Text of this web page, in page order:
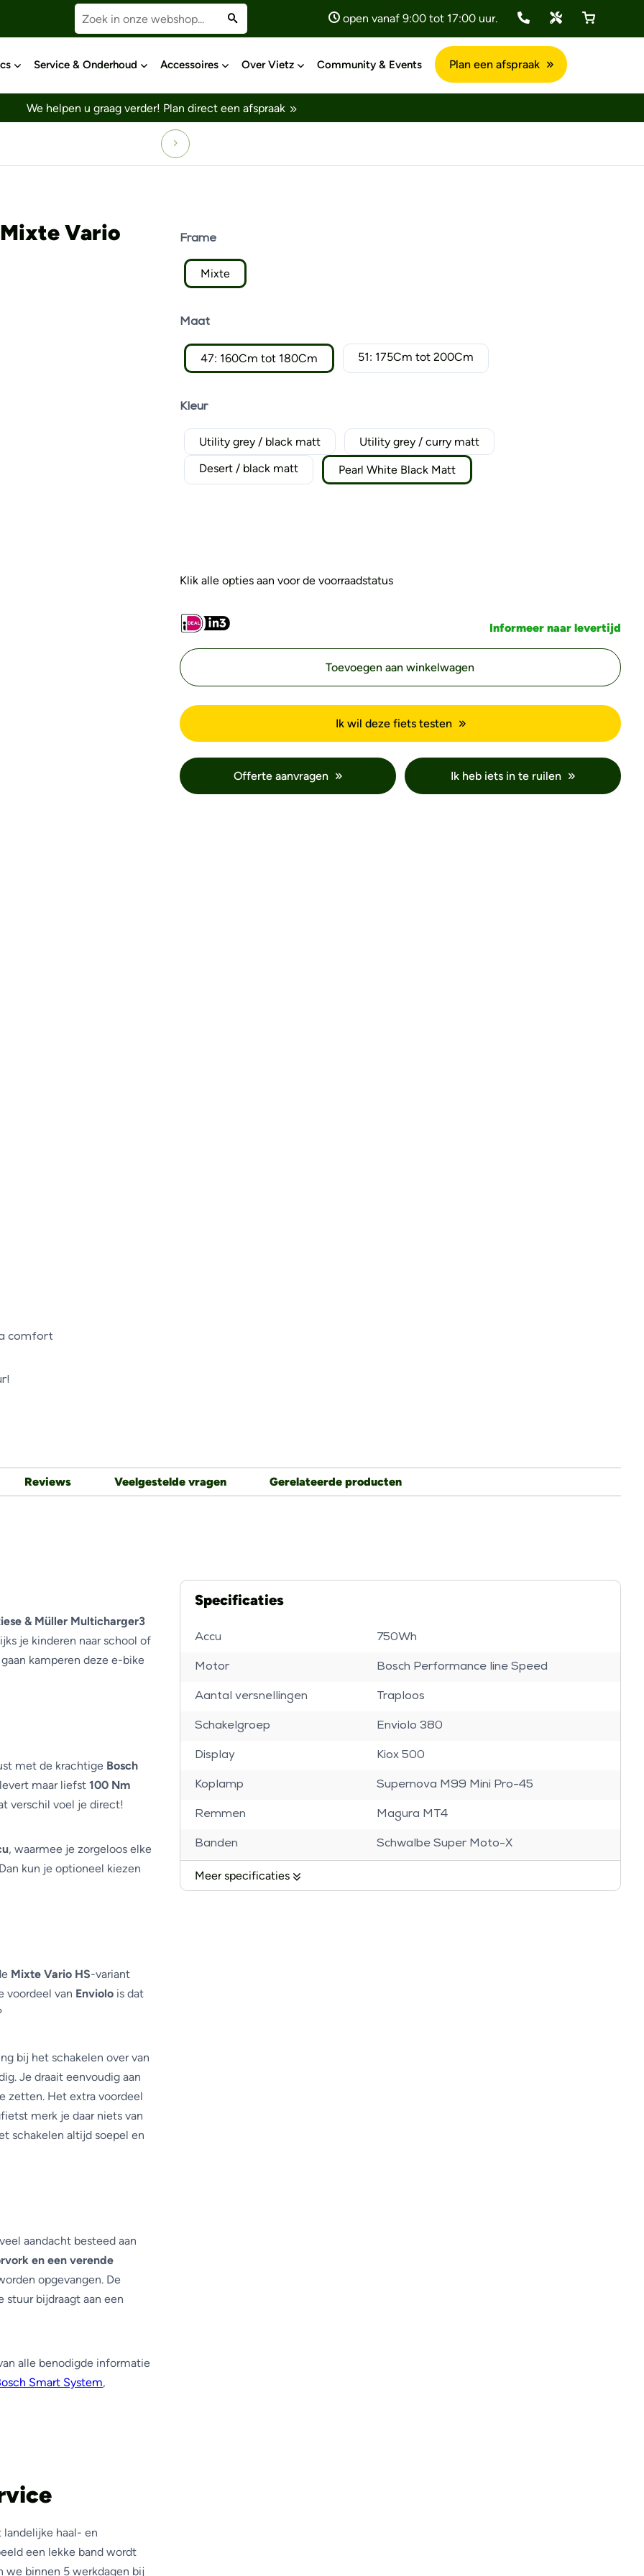
open vanaf 9:00 tot 17:00 uur.
Service & Onderhoud Accessoires Over Vietz Community & Events Plan een afspraak
We helpen u graag verder! Plan direct een afspraak
Vario
comfort
Informeer naar levertijd
Frame
Mixte
Maat
47: 160Cm tot 180Cm 51: 175Cm tot 200Cm
Kleur
Utility grey / black matt
Utility grey / curry matt
Desert / black matt
Pearl White Black Matt
Klik alle opties aan voor de voorraadstatus
Toevoegen aan winkelwagen
Ik wil deze fiets testen
Offerte aanvragen Ik heb iets in te ruilen
Reviews Veelgestelde vragen Gerelateerde producten
& Müller Multicharger3
je kinderen naar school of
kamperen deze e-bike
met de krachtige Bosch
maar liefst 100 Nm
verschil voel je direct!
, waarmee je zorgeloos elke
kun je optioneel kiezen
Mixte Vario HS-variant
voordeel van Enviolo is dat
bij het schakelen over van
Je draait eenvoudig aan
zetten. Het extra voordeel
merk je daar niets van
schakelen altijd soepel en
veel aandacht besteed aan
en een verende
opgevangen. De
stuur bijdraagt aan een
alle benodigde informatie
Smart System,
haal- en
een lekke band wordt
we binnen 5 werkdagen bij
Specificaties
Accu 750Wh
Motor Bosch Performance line Speed
Aantal versnellingen Traploos
Schakelgroep Enviolo 380
Display Kiox 500
Koplamp Supernova M99 Mini Pro-45
Remmen Magura MT4
Banden Schwalbe Super Moto-X
Voorvork
Meer specificaties